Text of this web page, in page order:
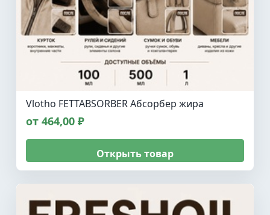
Vlotho FETTABSORBER Абсорбер жира
от 464,00 ₽
Открыть товар